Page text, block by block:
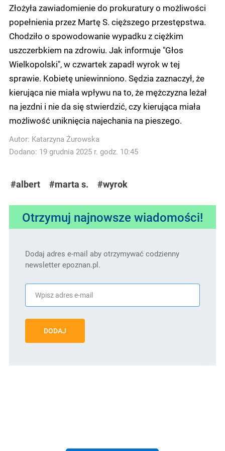
Złożyła zawiadomienie do prokuratury o możliwości
popełnienia przez Martę S. cięższego przestępstwa.
Chodziło o spowodowanie wypadku z ciężkim
uszczerbkiem na zdrowiu. Jak informuje "Głos
Wielkopolski", w czwartek zapadł wyrok w tej
sprawie. Kobietę uniewinniono. Sędzia zaznaczył, że
kierująca nie miała wpływu na to, że mężczyzna leżał
na jezdni i nie da się stwierdzić, czy kierująca miała
możliwość uniknięcia najechania na pieszego.
Autor: Katarzyna Żurowska
Dodano: 19 grudnia 2025 r. godz. 10:45
#albert #marta s. #wyrok
Otrzymuj najnowsze wiadomości!
Dodaj adres e-mail aby otrzymywać codzienny
newsletter epoznan.pl.
DODAJ